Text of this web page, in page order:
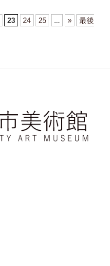
23 24 25 ... »
最後